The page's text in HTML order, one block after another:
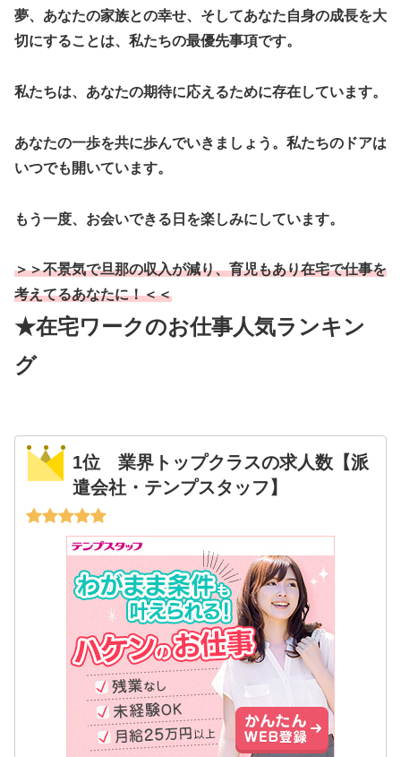
夢、あなたの家族との幸せ、そしてあなた自身の成長を大
切にすることは、私たちの最優先事項です。
私たちは、あなたの期待に応えるために存在しています。
あなたの一歩を共に歩んでいきましょう。私たちのドアは
いつでも開いています。
もう一度、お会いできる日を楽しみにしています。
＞＞不景気で旦那の収入が減り、育児もあり在宅で仕事を
考えてるあなたに！＜＜
★在宅ワークのお仕事人気ランキン
グ
1位 業界トップクラスの求人数【派
遣会社・テンプスタッフ】